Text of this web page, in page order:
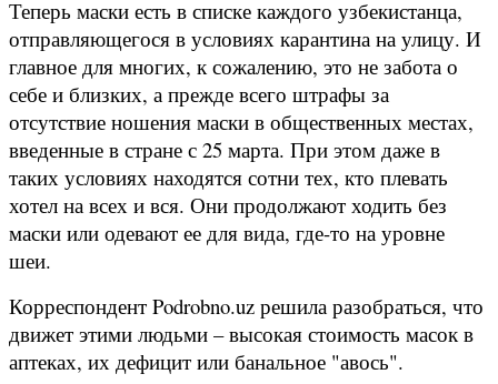
Теперь маски есть в списке каждого узбекистанца,
отправляющегося в условиях карантина на улицу. И
главное для многих, к сожалению, это не забота о
себе и близких, а прежде всего штрафы за
отсутствие ношения маски в общественных местах,
введенные в стране с 25 марта. При этом даже в
таких условиях находятся сотни тех, кто плевать
хотел на всех и вся. Они продолжают ходить без
маски или одевают ее для вида, где-то на уровне
шеи.
Корреспондент Podrobno.uz решила разобраться, что
движет этими людьми – высокая стоимость масок в
аптеках, их дефицит или банальное "авось".